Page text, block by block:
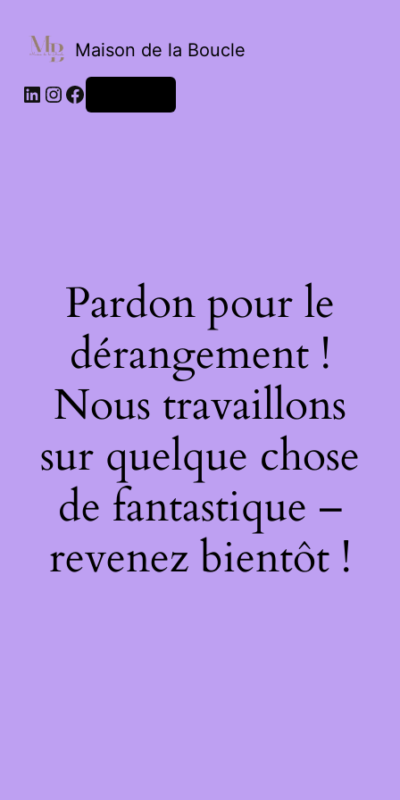
Maison de la Boucle
Pardon pour le
dérangement !
Nous travaillons
sur quelque chose
de fantastique –
revenez bientôt !